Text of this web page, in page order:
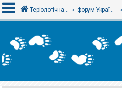
х
і
Теріологічна школа форум Українського теріологічного товариства